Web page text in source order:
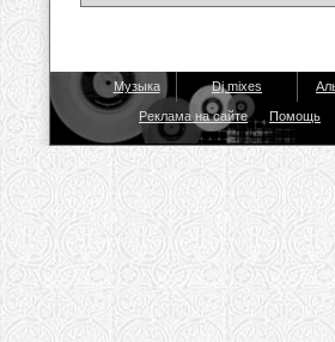
Музыка Dj mixes
Реклама на сайте Помощь